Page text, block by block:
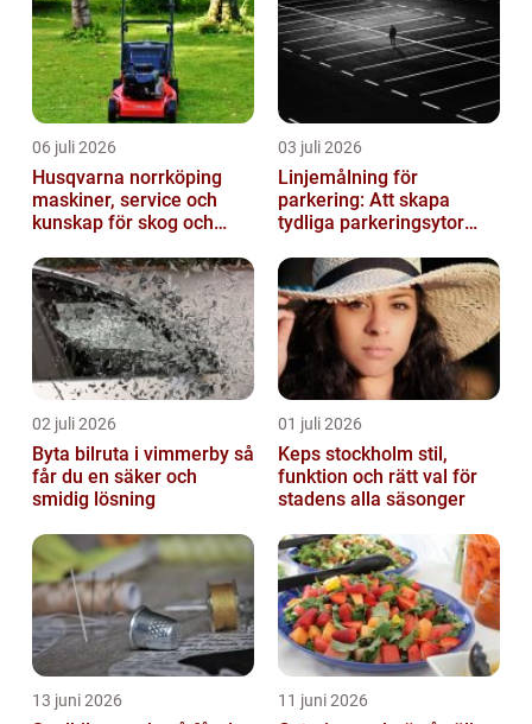
06 juli 2026
Husqvarna norrköping
maskiner, service och
kunskap för skog och
03 juli 2026
Linjemålning för
parkering: Att skapa
tydliga parkeringsytor
parkeringslinjer
02 juli 2026
Byta bilruta i vimmerby så
får du en säker och
smidig lösning
01 juli 2026
Keps stockholm stil,
funktion och rätt val för
stadens alla säsonger
13 juni 2026 11 juni 2026